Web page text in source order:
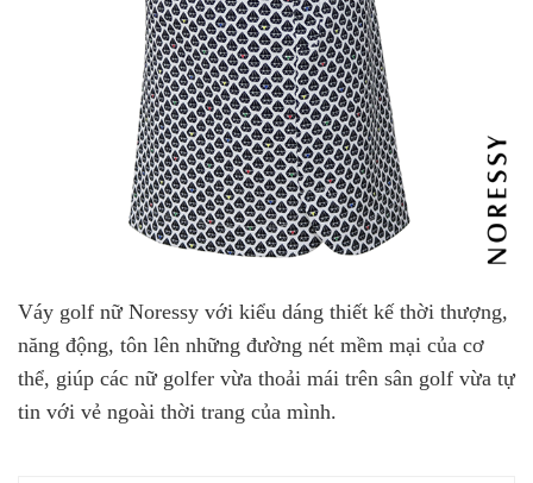
Váy golf nữ Noressy với kiểu dáng thiết kế thời thượng,
năng động, tôn lên những đường nét mềm mại của cơ
thể, giúp các nữ golfer vừa thoải mái trên sân golf vừa tự
tin với vẻ ngoài thời trang của mình.